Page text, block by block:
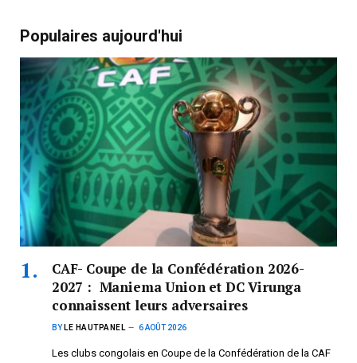
Populaires aujourd'hui
CAF- Coupe de la Confédération 2026-
2027 : Maniema Union et DC Virunga
connaissent leurs adversaires
BY LE HAUTPANEL 6 AOÛT 2026
Les clubs congolais en Coupe de la Confédération de la CAF